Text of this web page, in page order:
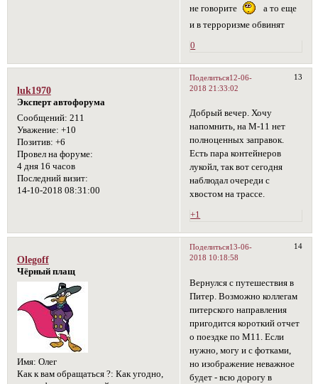
не говорите
а то еще
и в терроризме обвинят
0
Поделиться 13
12-06-
2018 21:33:02
luk1970
Эксперт автофорума
Сообщений: 211
Уважение: +10
Позитив: +6
Провел на форуме:
4 дня 16 часов
Последний визит:
14-10-2018 08:31:00
Добрый вечер. Хочу
напомнить, на М-11 нет
полноценных заправок.
Есть пара контейнеров
лукойл, так вот сегодня
наблюдал очереди с
хвостом на трассе.
+1
Поделиться 14
13-06-
2018 10:18:58
Olegoff
Чёрный плащ
Имя: Олег
Как к вам обращаться ?: Как угодно,
Вернулся с путешествия в
Питер. Возможно коллегам
питерского направления
пригодится короткий отчет
о поездке по М11. Если
нужно, могу и с фотками,
но изображение неважное
будет - всю дорогу в